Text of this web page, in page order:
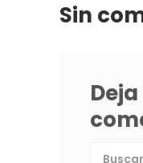
Sin